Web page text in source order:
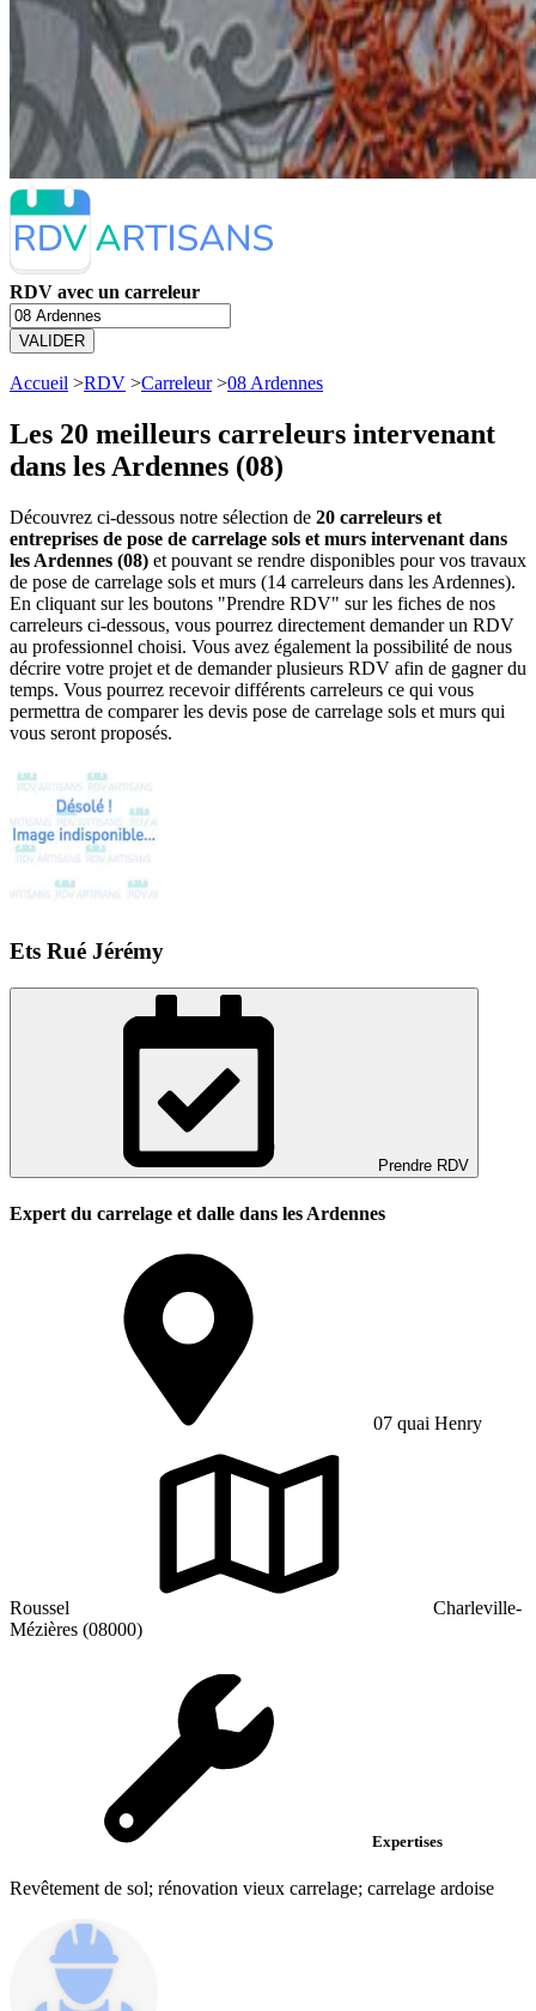
RDV avec un carreleur
VALIDER
Accueil >RDV >Carreleur>08 Ardennes
Les 20 meilleurs carreleurs intervenant
dans les Ardennes (08)
Découvrez ci-dessous notre sélection de 20 carreleurs et
entreprises de pose de carrelage sols et murs intervenant dans
les Ardennes (08) et pouvant se rendre disponibles pour vos travaux
de pose de carrelage sols et murs (14 carreleurs dans les Ardennes).
En cliquant sur les boutons "Prendre RDV" sur les fiches de nos
carreleurs ci-dessous, vous pourrez directement demander un RDV
au professionnel choisi. Vous avez également la possibilité de nous
décrire votre projet et de demander plusieurs RDV afin de gagner du
temps. Vous pourrez recevoir différents carreleurs ce qui vous
permettra de comparer les devis pose de carrelage sols et murs qui
vous seront proposés.
Ets Rué Jérémy
Prendre RDV
Expert du carrelage et dalle dans les Ardennes
07 quai Henry
Roussel
Charleville-
Mézières (08000)
Expertises
Revêtement de sol; rénovation vieux carrelage; carrelage ardoise